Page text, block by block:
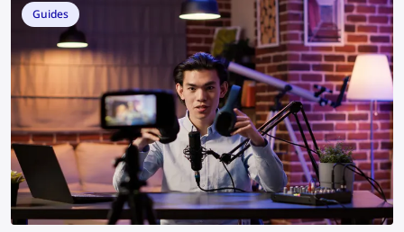
peut révéler des informations précieuses et
contribuer à l’enquête. Alors, comment trouver plus
d’informations à partir d’une photo ?
Guides